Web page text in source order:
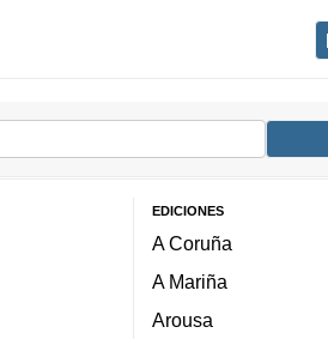
EDICIONES
A Coruña
A Mariña
Arousa